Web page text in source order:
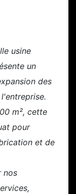
usine
un
des
m², cette
pour
et de
nos